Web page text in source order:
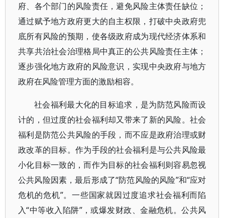
府、各个部门的风险责任，避免风险主体责任缺位；
通过赋予地方政府更大的自主权限，打破中央政府兜
底所有风险的预期，使各级政府成为现代经济体系和
共享共治社会治理格局中真正的公共风险责任主体；
逐步强化地方政府的风险意识，实现中央政府与地方
政府在风险管理方面的激励相容。
社会福利最大化的目标追求，是为防范风险而设
计的，但过度的社会福利却又带来了新的风险。社会
福利是防范公共风险的手段，而不应是政府治理或财
政改革的目标。作为手段的社会福利是与公共风险最
小化目标一致的，而作为目标的社会福利则容易忽视
公共风险因素，最后形成了“防范风险的风险”和“应对
危机的危机”。一些国家就因过度追求社会福利而陷
入“中等收入陷阱”，或爆发财政、金融危机。公共风